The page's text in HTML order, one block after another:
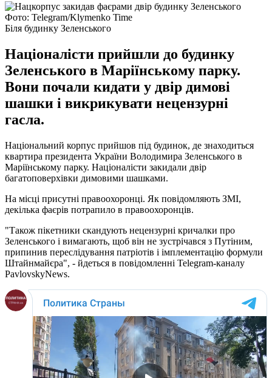
Фото: Telegram/Klymenko Time
Біля будинку Зеленського
Націоналісти прийшли до будинку
Зеленського в Маріїнському парку.
Вони почали кидати у двір димові
шашки і викрикувати нецензурні
гасла.
Національний корпус прийшов під будинок, де знаходиться
квартира президента України Володимира Зеленського в
Маріїнському парку. Націоналісти закидали двір
багатоповерхівки димовими шашками.
На місці присутні правоохоронці. Як повідомляють ЗМІ,
декілька фаєрів потрапило в правоохоронців.
"Також пікетники скандують нецензурні кричалки про
Зеленського і вимагають, щоб він не зустрічався з Путіним,
припинив переслідування патріотів і імплементацію формули
Штайнмайєра", - йдеться в повідомленні Telegram-каналу
PavlovskyNews.